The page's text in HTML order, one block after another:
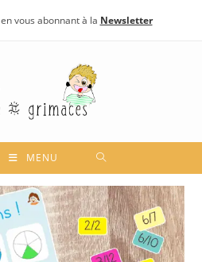
en vous abonnant à la Newsletter
MENU